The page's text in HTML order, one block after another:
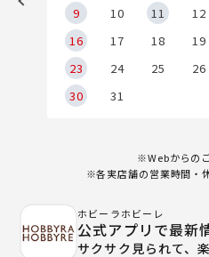
9
10 11 12
16
17 18 19
23
24 25 26
30
31
※Webからの
※各実店舗の営業時間・
ホビーラホビーレ
公式アプリで最新
サクサク見られて、